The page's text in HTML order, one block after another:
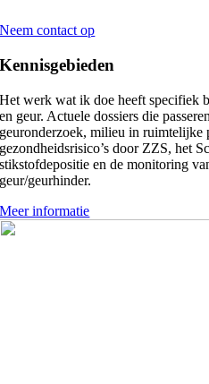
Neem contact op
Kennisgebieden
Het werk wat ik doe heeft specifiek
en geur. Actuele dossiers die
geuronderzoek, milieu in ruimtelijke
gezondheidsrisico’s door ZZS, het
stikstofdepositie en de monitoring
geur/geurhinder.
Meer informatie